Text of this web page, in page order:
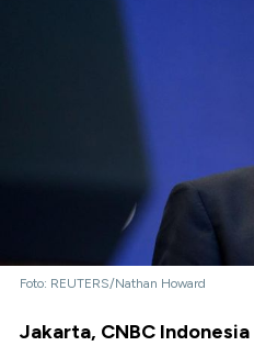
Foto: REUTERS/Nathan Howard
Jakarta, CNBC Indonesia